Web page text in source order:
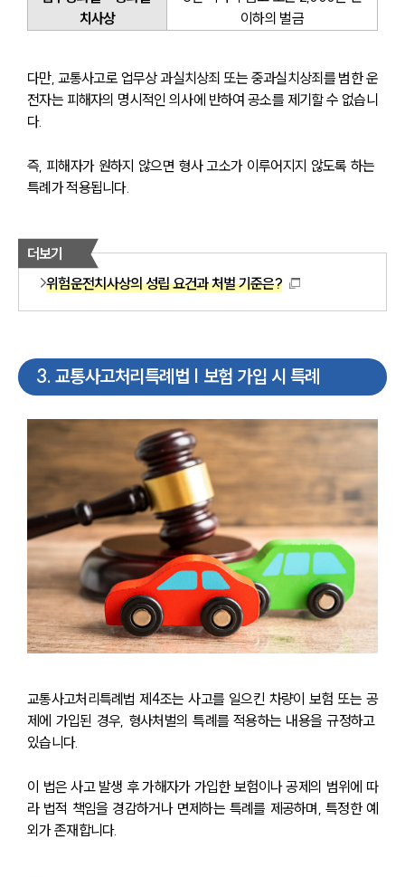
치사상
이하의 벌금
다만, 교통사고로 업무상 과실치상죄 또는 중과실치상죄를 범한 운
전자는 피해자의 명시적인 의사에 반하여 공소를 제기할 수 없습니
다.
즉, 피해자가 원하지 않으면 형사 고소가 이루어지지 않도록 하는
특례가 적용됩니다.
더보기
위험운전치사상의 성립 요건과 처벌 기준은?
3. 교통사고처리특례법 | 보험 가입 시 특례
교통사고처리특례법 제4조는 사고를 일으킨 차량이 보험 또는 공
제에 가입된 경우, 형사처벌의 특례를 적용하는 내용을 규정하고
있습니다.
이 법은 사고 발생 후 가해자가 가입한 보험이나 공제의 범위에 따
라 법적 책임을 경감하거나 면제하는 특례를 제공하며, 특정한 예
외가 존재합니다.